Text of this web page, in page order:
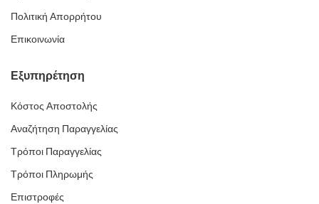
Πολιτική Απορρήτου
Επικοινωνία
Εξυπηρέτηση
Κόστος Αποστολής
Αναζήτηση Παραγγελίας
Τρόποι Παραγγελίας
Τρόποι Πληρωμής
Επιστροφές